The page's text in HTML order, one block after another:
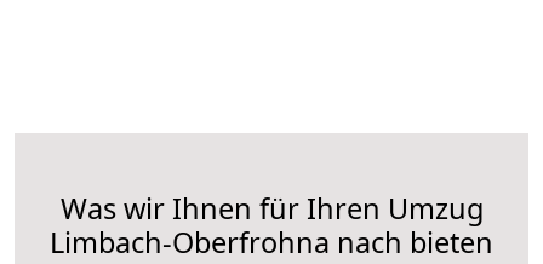
Was wir Ihnen für Ihren Umzug
Limbach-Oberfrohna nach bieten